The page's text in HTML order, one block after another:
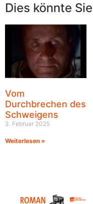
Dies könnte
Vom
Durchbrechen des
Schweigens
3. Februar 2025
Weiterlesen »